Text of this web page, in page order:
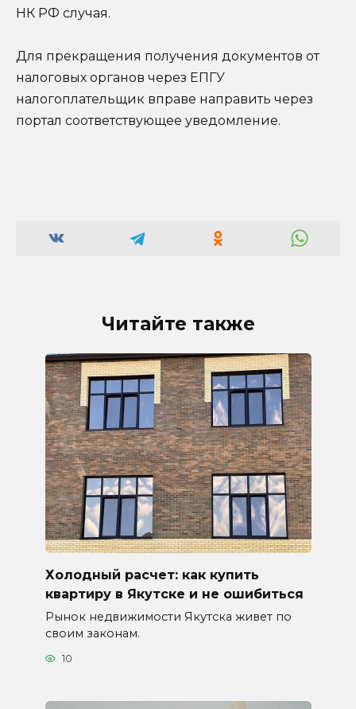
НК РФ случая.
Для прекращения получения документов от
налоговых органов через ЕПГУ
налогоплательщик вправе направить через
портал соответствующее уведомление.
Читайте также
Холодный расчет: как купить
квартиру в Якутске и не ошибиться
Рынок недвижимости Якутска живет по
своим законам.
10